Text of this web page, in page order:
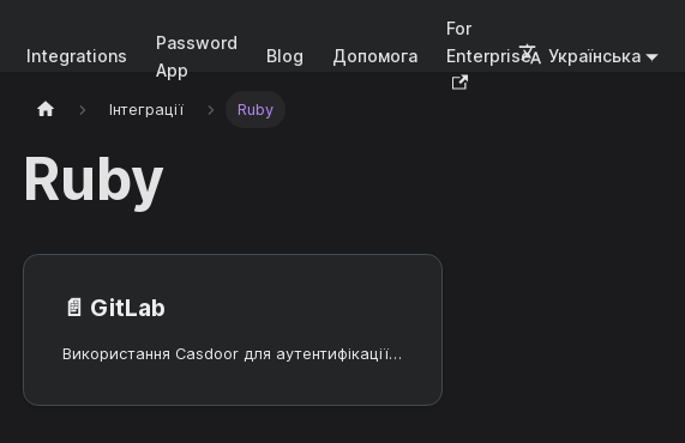
Integrations
Password
App
Blog Допомога
For
Enterprise
Українська
Інтеграції Ruby
Ruby
📄️ GitLab
Використання Casdoor для аутентифікації на самостійно розробленому сервері GitLab